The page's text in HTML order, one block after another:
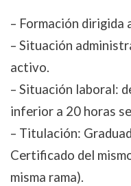
– Formación dirigida
– Situación
activo.
– Situación laboral:
inferior a 20 horas
– Titulación:
Certificado del
misma rama).